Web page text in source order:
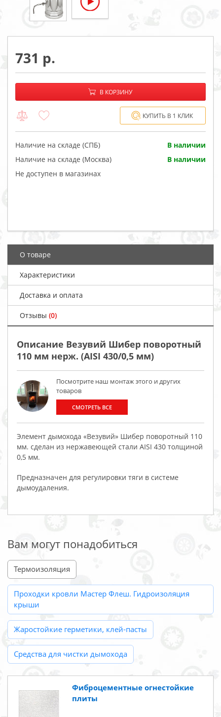
731
−
В КОРЗИНУ
КУПИТЬ В 1 КЛИК
Наличие на складе (СПБ)
В наличии
Наличие на складе (Москва)
В наличии
Не доступен в магазинах
О товаре
Характеристики
Доставка и оплата
Отзывы (0)
Описание Везувий Шибер поворотный
110 мм нерж. (AISI 430/0,5 мм)
Посмотрите наш монтаж этого и других
товаров
СМОТРЕТЬ ВСЕ
Элемент дымохода «Везувий» Шибер поворотный 110
мм. сделан из нержавеющей стали AISI 430 толщиной
0,5 мм.
Предназначен для регулировки тяги в системе
дымоудаления.
Вам могут понадобиться
Термоизоляция
Проходки кровли Мастер Флеш. Гидроизоляция
крыши
Жаростойкие герметики, клей-пасты
Средства для чистки дымохода
Фиброцементные огнестойкие
плиты